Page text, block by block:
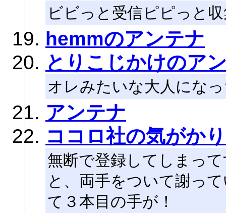
ビビっと受信ピピっと
hemmのアンテナ
とりこじかけのア
オレみたいな大人にな
アンテナ
ココロ社の気がかり
無断で登録してしまっ
と、両手をついて謝っ
て３本目の手が！